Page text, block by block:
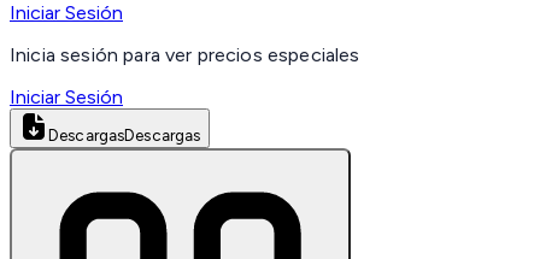
Iniciar Sesión
Inicia sesión para ver precios especiales
Iniciar Sesión
DescargasDescargas